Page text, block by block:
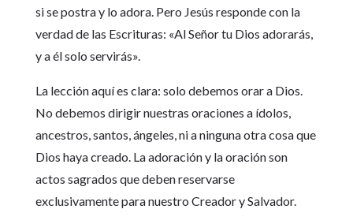
si se postra y lo adora. Pero Jesús responde con la
verdad de las Escrituras: «Al Señor tu Dios adorarás,
y a él solo servirás».
La lección aquí es clara: solo debemos orar a Dios.
No debemos dirigir nuestras oraciones a ídolos,
ancestros, santos, ángeles, ni a ninguna otra cosa que
Dios haya creado. La adoración y la oración son
actos sagrados que deben reservarse
exclusivamente para nuestro Creador y Salvador.